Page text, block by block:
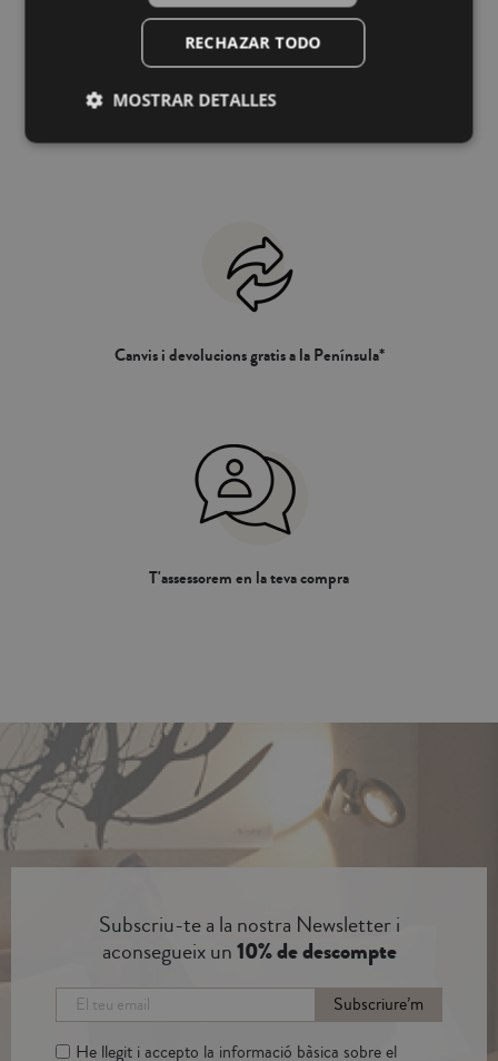
Enviament gratis a partir de 49,90€ a la
Canvis i devolucions gratis a la Península*
T'assessorem en la teva compra
Subscriu-te a la nostra Newsletter i
aconsegueix un10% de descompte
Subscriure’m
He llegit i accepto la informació bàsica sobre el
RECHAZAR TODO
MOSTRAR DETALLES